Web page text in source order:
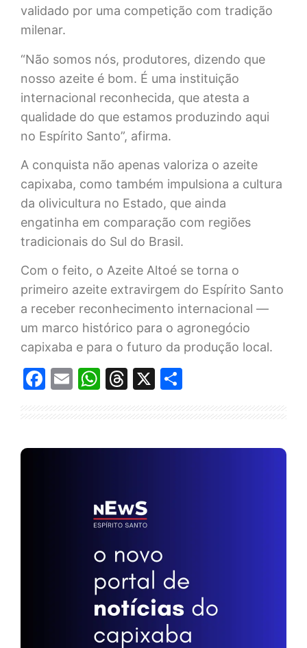
validado por uma competição com tradição
milenar.
“Não somos nós, produtores, dizendo que
nosso azeite é bom. É uma instituição
internacional reconhecida, que atesta a
qualidade do que estamos produzindo aqui
no Espírito Santo”, afirma.
A conquista não apenas valoriza o azeite
capixaba, como também impulsiona a cultura
da olivicultura no Estado, que ainda
engatinha em comparação com regiões
tradicionais do Sul do Brasil.
Com o feito, o Azeite Altoé se torna o
primeiro azeite extravirgem do Espírito Santo
a receber reconhecimento internacional —
um marco histórico para o agronegócio
capixaba e para o futuro da produção local.
Facebook
EmailWhatsApp
Threads
X